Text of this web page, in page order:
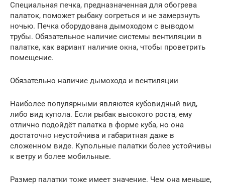
Специальная печка, предназначенная для обогрева
палаток, поможет рыбаку согреться и не замерзнуть
ночью. Печка оборудована дымоходом с выводом
трубы. Обязательное наличие системы вентиляции в
палатке, как вариант наличие окна, чтобы проветрить
помещение.
Обязательно наличие дымохода и вентиляции
Наиболее популярными являются кубовидный вид,
либо вид купола. Если рыбак высокого роста, ему
отлично подойдёт палатка в форме куба, но она
достаточно неустойчива и габаритная даже в
сложенном виде. Купольные палатки более устойчивы
к ветру и более мобильные.
Размер палатки тоже имеет значение. Чем она меньше,